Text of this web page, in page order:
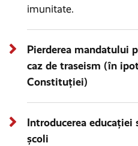
imunitate.
Pierderea mandatului
caz de traseism (în
Constituției)
Introducerea educației
școli